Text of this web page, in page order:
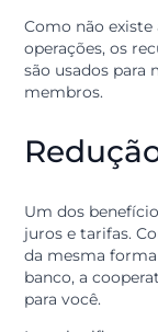
você
A principal
permite que a
atrativas do
convencional.